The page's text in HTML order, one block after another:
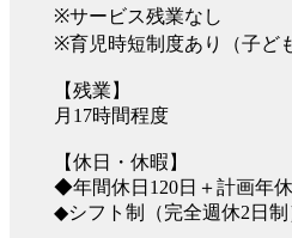
※サービス残業なし
※育児時短制度あり（子ど
【残業】
月17時間程度
【休日・休暇】
◆年間休日120日＋計画年休
◆シフト制（完全週休2日制